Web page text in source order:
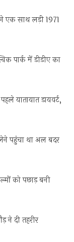
एक साथ लड़ी 1971
पार्क में डीडीए का
यातायात डायवर्ट,
पहुंचा था अल बदर
को पछाड़ बनी
ने दी तहरीर